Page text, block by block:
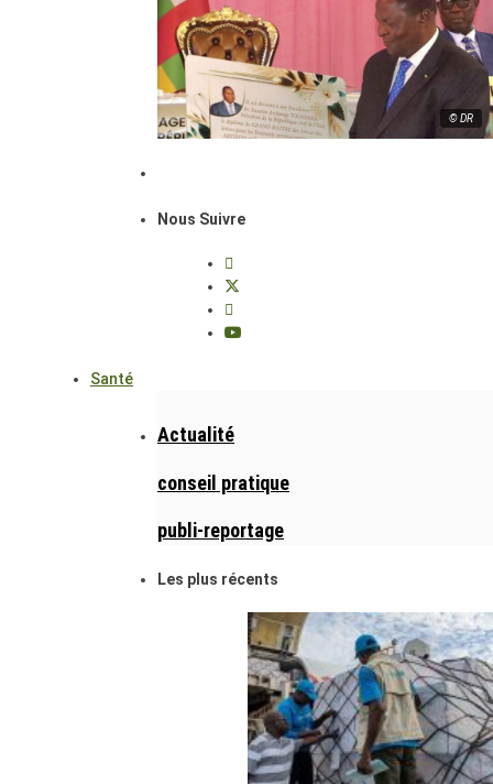
© DR
Nous Suivre
Santé
Actualité
conseil pratique
publi-reportage
Les plus récents